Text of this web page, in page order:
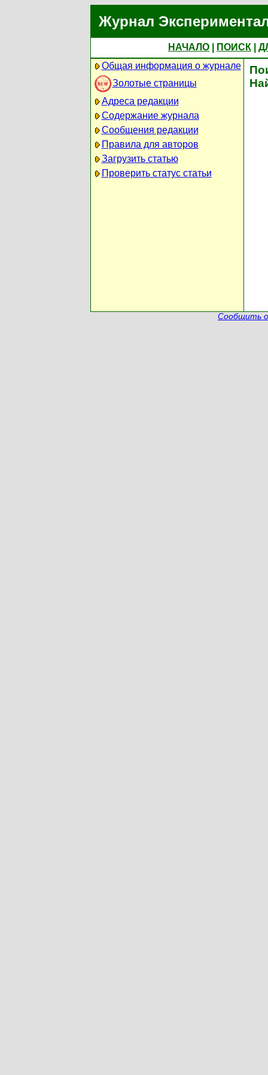
Журнал
НАЧАЛО ПОИСК
Общая информация о журнале
Золотые страницы
Адреса редакции
Содержание журнала
Сообщения редакции
Правила для авторов
Загрузить статью
Проверить статус статьи
Сообщить о